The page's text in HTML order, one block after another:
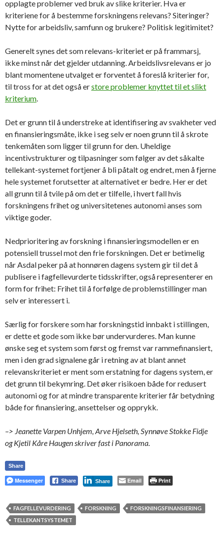
opplagte problemer ved bruk av slike kriterier. Hva er
kriteriene for å bestemme forskningens relevans? Siteringer?
Nytte for arbeidsliv, samfunn og brukere? Politisk legitimitet?
Generelt synes det som relevans-kriteriet er på frammarsj,
ikke minst når det gjelder utdanning. Arbeidslivsrelevans er jo
blant momentene utvalget er forventet å foreslå kriterier for,
til tross for at det også erstore problemer knyttet til et slikt
kriterium.
Det er grunn til å understreke at identifisering av svakheter ved
en finansieringsmåte, ikke i seg selv er noen grunn til å skrote
tenkemåten som ligger til grunn for den. Uheldige
incentivstrukturer og tilpasninger som følger av det såkalte
tellekant-systemet fortjener å bli påtalt og endret, men å fjerne
hele systemet forutsetter at alternativet er bedre. Her er det
all grunn til å tvile på om det er tilfelle, i hvert fall hvis
forskningens frihet og universitetenes autonomi anses som
viktige goder.
Nedprioritering av forskning i finansieringsmodellen er en
potensiell trussel mot den frie forskningen. Det er betimelig
når Asdal peker på at honnøren dagens system gir til det å
publisere i fagfellevurderte tidsskrifter, også representerer en
form for frihet: Frihet til å forfølge de problemstillinger man
selv er interessert i.
Særlig for forskere som har forskningstid innbakt i stillingen,
er dette et gode som ikke bør undervurderes. Man kunne
ønske seg et system som først og fremst var rammefinansiert,
men i den grad signalene går i retning av at blant annet
relevanskriteriet er ment som erstatning for dagens system, er
det grunn til bekymring. Det øker risikoen både for redusert
autonomi og for at mindre transparente kriterier får betydning
både for finansiering, ansettelser og opprykk.
–> Jeanette Varpen Unhjem, Arve Hjelseth, Synnøve Stokke Fidje
og Kjetil Kåre Haugen skriver fast i Panorama.
Share
Messenger Share Share Email Print
FAGFELLEVURDERING FORSKNING
FORSKNINGSFINANSIERING
TELLEKANTSYSTEMET